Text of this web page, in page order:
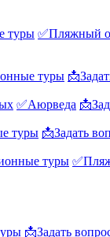
туры ✅Пляжный
туры
✅Аюрведа
туры 📩Задать
туры
📩Задать